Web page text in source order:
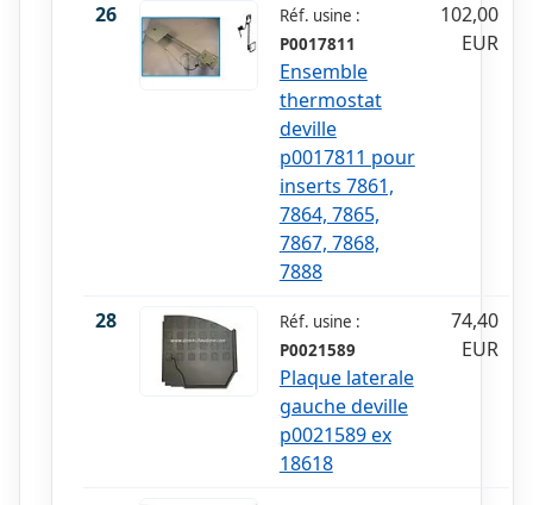
26
Réf. usine :
P0017811
Ensemble
thermostat
deville
p0017811 pour
inserts 7861,
7864, 7865,
7867, 7868,
7888
102,00
EUR
28
Réf. usine :
P0021589
Plaque laterale
gauche deville
p0021589 ex
18618
74,40
EUR